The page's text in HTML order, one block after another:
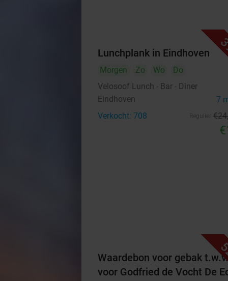
Lunchplank in Eindhoven
Morgen Zo Wo
Do
Velosoof Lunch - Bar - Diner
Eindhoven 7
Verkocht: 708 €24
Waardebon voor gebak
voor Godfried de Vocht De